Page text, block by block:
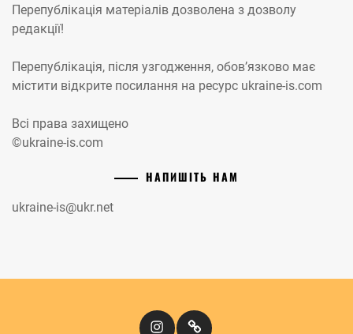
Перепублікація матеріалів дозволена з дозволу
редакції!
Перепублікація, після узгодження, обов’язково має
містити відкрите посилання на ресурс ukraine-is.com
Всі права захищено
©ukraine-is.com
НАПИШІТЬ НАМ
ukraine-is@ukr.net
InstagramКіномандри